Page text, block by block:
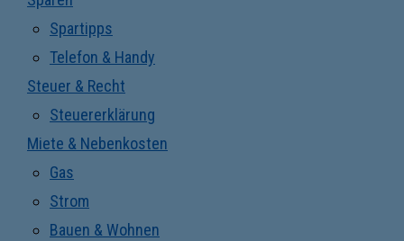
Spartipps
Telefon & Handy
Steuer & Recht
Steuererklärung
Miete & Nebenkosten
Gas
Strom
Bauen & Wohnen